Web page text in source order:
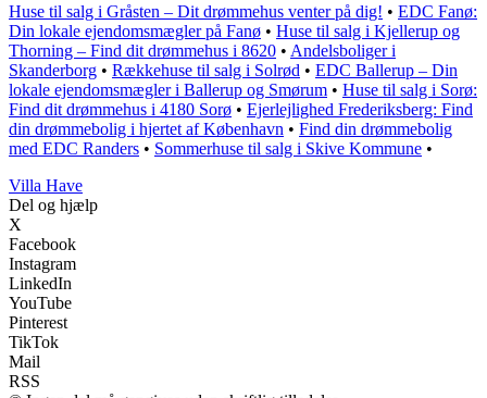
Huse til salg i Gråsten – Dit drømmehus venter på dig! • EDC Fanø:
Din lokale ejendomsmægler på Fanø • Huse til salg i Kjellerup og
Thorning – Find dit drømmehus i 8620 • Andelsboliger i
Skanderborg • Rækkehuse til salg i Solrød • EDC Ballerup – Din
lokale ejendomsmægler i Ballerup og Smørum • Huse til salg i Sorø:
Find dit drømmehus i 4180 Sorø • Ejerlejlighed Frederiksberg: Find
din drømmebolig i hjertet af København • Find din drømmebolig
med EDC Randers • Sommerhuse til salg i Skive Kommune •
Villa Have
Del og hjælp
X
Facebook
Instagram
LinkedIn
YouTube
Pinterest
TikTok
Mail
RSS